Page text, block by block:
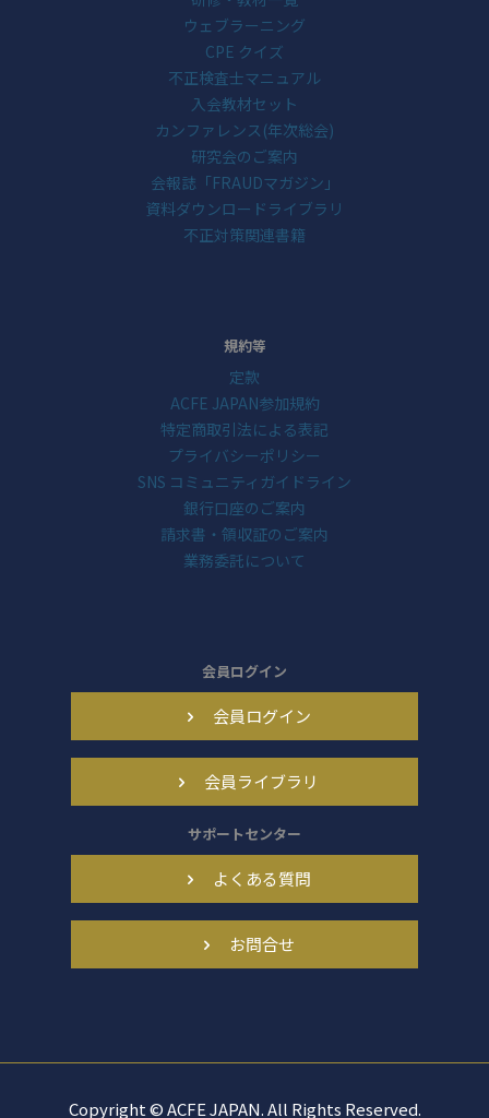
ウェブラーニング
CPE クイズ
不正検査士マニュアル
入会教材セット
カンファレンス(年次総会)
研究会のご案内
会報誌「FRAUDマガジン」
資料ダウンロードライブラリ
不正対策関連書籍
規約等
定款
ACFE JAPAN参加規約
特定商取引法による表記
プライバシーポリシー
SNS コミュニティガイドライン
銀行口座のご案内
請求書・領収証のご案内
業務委託について
会員ログイン
会員ログイン
会員ライブラリ
サポートセンター
よくある質問
お問合せ
Copyright © ACFE JAPAN. All Rights Reserved.